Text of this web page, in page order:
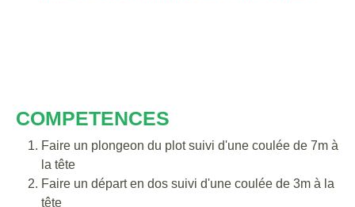
COMPETENCES
Faire un plongeon du plot suivi d'une coulée de 7m à
la tête
Faire un départ en dos suivi d'une coulée de 3m à la
tête